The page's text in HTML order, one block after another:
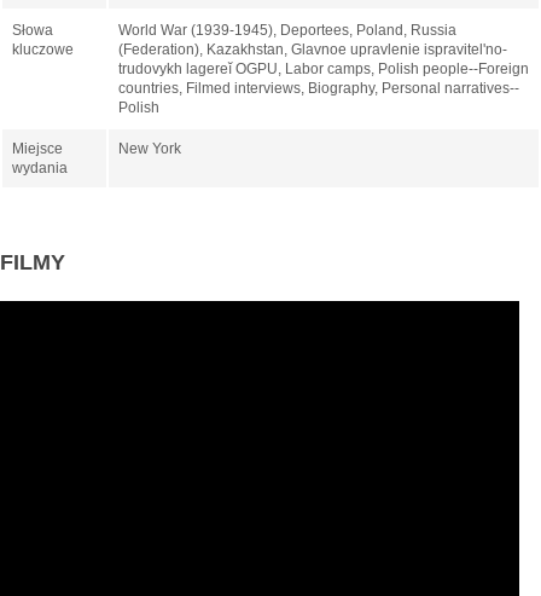
Słowa
kluczowe
World War (1939-1945), Deportees, Poland, Russia
(Federation), Kazakhstan, Glavnoe upravlenie ispravitelʹno-
trudovykh lagereĭ OGPU, Labor camps, Polish people--Foreign
countries, Filmed interviews, Biography, Personal narratives--
Polish
Miejsce
wydania
New York
FILMY